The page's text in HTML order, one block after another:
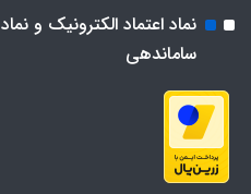
نماد اعتماد الکترونیک و نماد
ساماندهی